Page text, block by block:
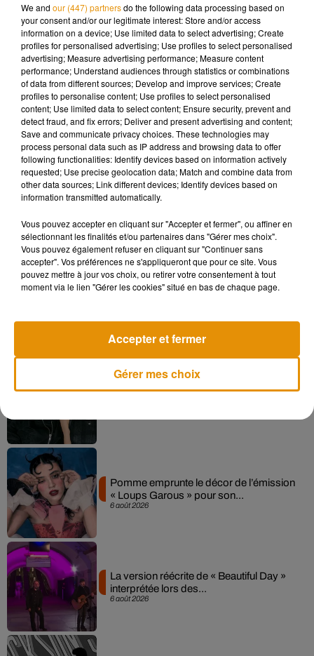
Musique
Madonna sort enfin le remix de « Love
Angèle et Amélie Lens dévoilent leur
6 août 2026
Pomme emprunte le décor de l’émission
« Loups Garous » pour son...
6 août 2026
La version réécrite de « Beautiful Day »
interprétée lors des...
We and our (447) partnersdo the following data processing based on
your consent and/or our legitimate interest: Store and/or access
information on a device; Use limited data to select advertising; Create
profiles for personalised advertising; Use profiles to select personalised
advertising; Measure advertising performance; Measure content
performance; Understand audiences through statistics or combinations
of data from different sources; Develop and improve services; Create
profiles to personalise content; Use profiles to select personalised
content; Use limited data to select content; Ensure security, prevent and
detect fraud, and fix errors; Deliver and present advertising and content;
Save and communicate privacy choices. These technologies may
process personal data such as IP address and browsing data to offer
following functionalities: Identify devices based on information actively
requested; Use precise geolocation data; Match and combine data from
other data sources; Link different devices; Identify devices based on
information transmitted automatically.
Vous pouvez accepter en cliquant sur "Accepter et fermer", ou affiner en
sélectionnant les finalités et/ou partenaires dans "Gérer mes choix".
Vous pouvez également refuser en cliquant sur "Continuer sans
accepter". Vos préférences ne s'appliqueront que pour ce site. Vous
pouvez mettre à jour vos choix, ou retirer votre consentement à tout
moment via le lien "Gérer les cookies" situé en bas de chaque page.
Gérer mes choix
Accepter et fermer